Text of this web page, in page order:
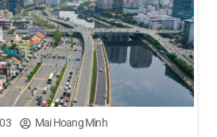
Mai Hoang Minh